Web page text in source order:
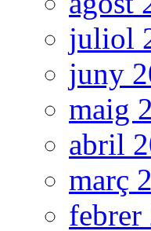
juliol
juny
maig
abril
març
febrer